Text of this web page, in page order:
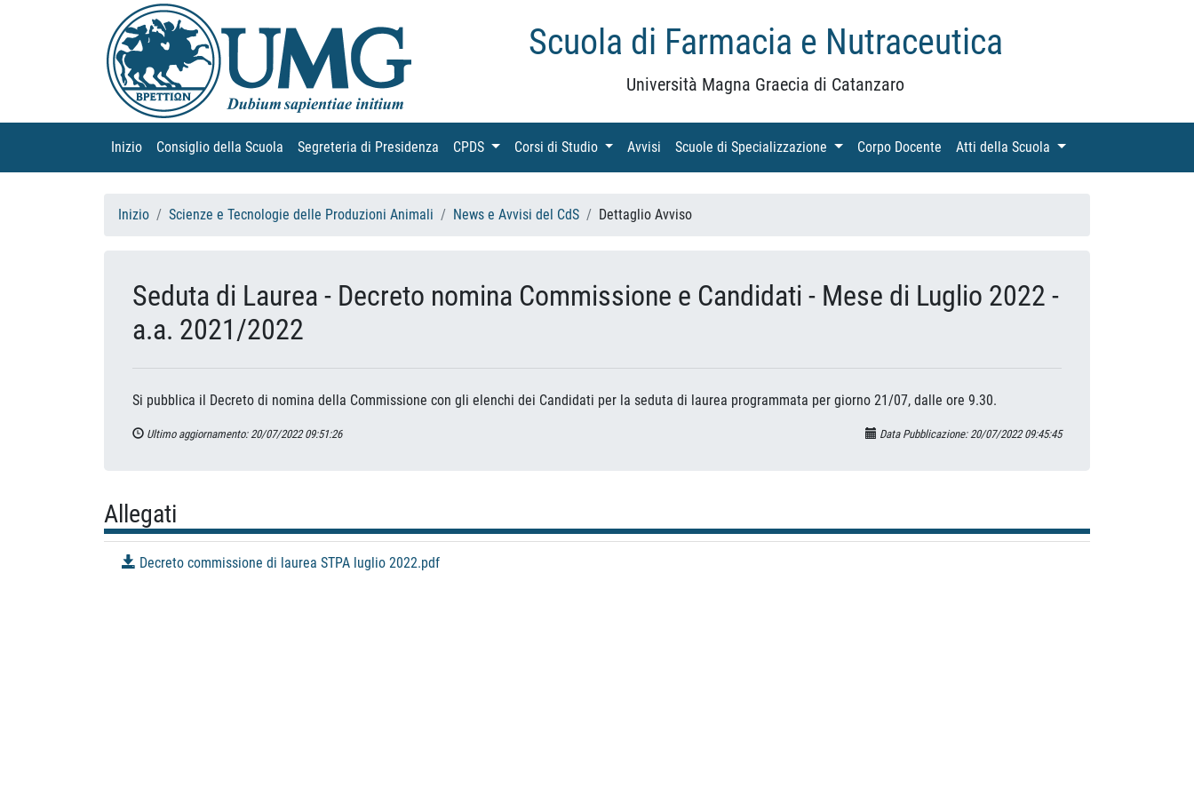
Scuola di Farmacia e Nutraceutica
Università Magna Graecia di Catanzaro
Inizio (current)
Consiglio della Scuola (current)
Segreteria di Presidenza (current)
CPDS (current)Corsi di Studio (current)
Avvisi (current)
Scuole di Specializzazione (current)Corpo Docente (current)
Atti della Scuola (current)
Inizio Scienze e Tecnologie delle Produzioni Animali News e Avvisi del CdS Dettaglio Avviso
Seduta di Laurea - Decreto nomina Commissione e Candidati - Mese di Luglio 2022 -
a.a. 2021/2022
Si pubblica il Decreto di nomina della Commissione con gli elenchi dei Candidati per la seduta di laurea programmata per giorno 21/07, dalle ore 9.30.
Ultimo aggiornamento: 20/07/2022 09:51:26 Data Pubblicazione: 20/07/2022 09:45:45
Allegati
Decreto commissione di laurea STPA luglio 2022.pdf